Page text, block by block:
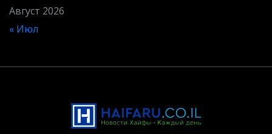
Август 2026
« Июл